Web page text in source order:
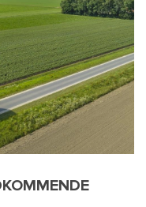
MAIN
MENU
SMALL
HR